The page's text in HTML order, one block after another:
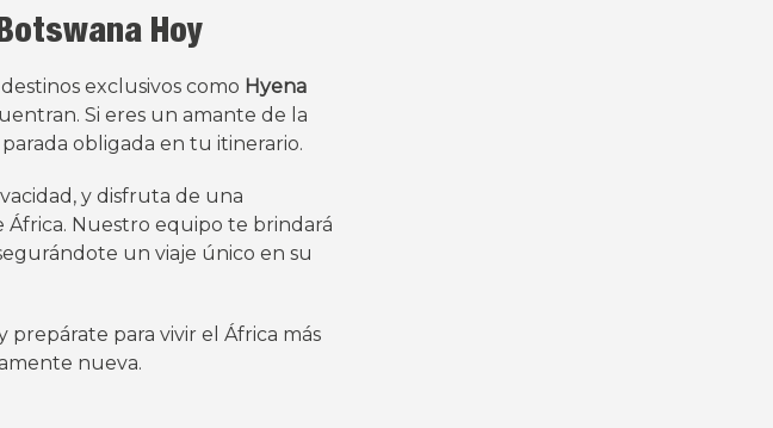
Hoy
exclusivos como Hyena
Si eres un amante de la
obligada en tu itinerario.
y disfruta de una
África. Nuestro equipo te brindará
un viaje único en su
prepárate para vivir el África más
nueva.